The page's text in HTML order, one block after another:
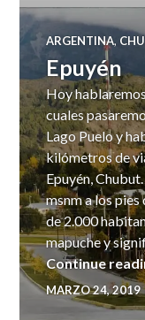
ARGENTINA,
Epuyén
Hoy
cuales
Lago Puelo y
kilómetros de
Epuyén,
msnm a los
de 2.000
mapuche y
Continue
MARZO 24, 2019